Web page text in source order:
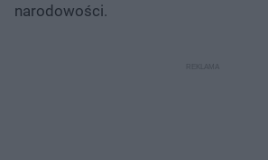
narodowości.